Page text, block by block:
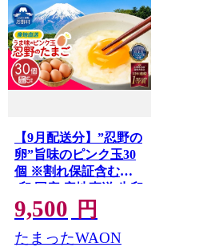
【9月配送分】”忍野の
卵”旨味のピンク玉30
個 ※割れ保証含む
[卵 国産 産地直送 生卵
玉子 たまご 卵かけご
飯 卵焼き 親子丼 目玉
焼き すき焼き オムラ
9,500 円
たまったWAON